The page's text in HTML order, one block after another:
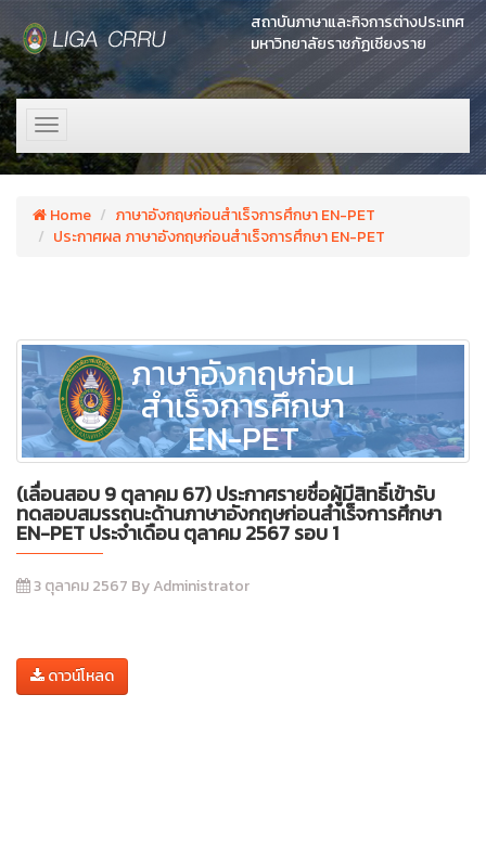
สถาบันภาษาและกิจการต่างประเทศ
มหาวิทยาลัยราชภัฏเชียงราย
Toggle
navigation
Home
ภาษาอังกฤษก่อนสำเร็จการศึกษา EN-PET
ประกาศผล ภาษาอังกฤษก่อนสำเร็จการศึกษา EN-PET
ภาษาอังกฤษก่อน
สำเร็จการศึกษา
EN-PET
(เลื่อนสอบ 9 ตุลาคม 67) ประกาศรายชื่อผู้มีสิทธิ์เข้ารับ
ทดสอบสมรรถนะด้านภาษาอังกฤษก่อนสำเร็จการศึกษา
EN-PET ประจำเดือน ตุลาคม 2567 รอบ 1
3 ตุลาคม 2567 By Administrator
ดาวน์โหลด